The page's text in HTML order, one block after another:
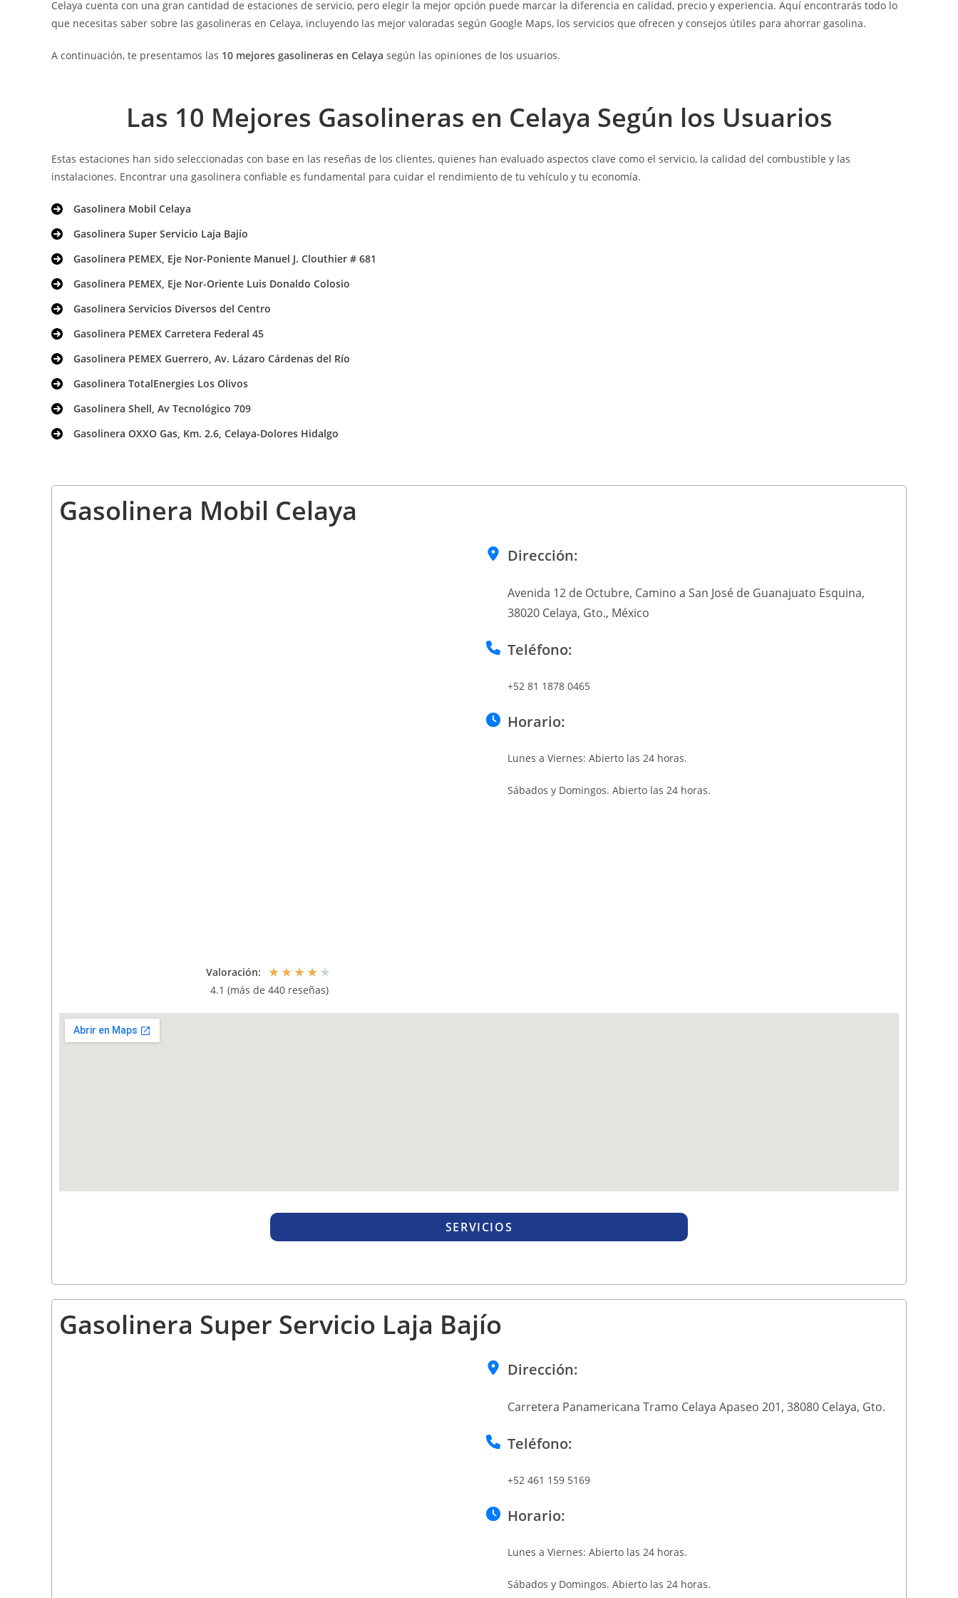
Celaya cuenta con una gran cantidad de estaciones de servicio, pero elegir la mejor opción puede marcar la diferencia en calidad, precio y experiencia. Aquí encontrarás todo lo
que necesitas saber sobre las gasolineras en Celaya, incluyendo las mejor valoradas según Google Maps, los servicios que ofrecen y consejos útiles para ahorrar gasolina.
A continuación, te presentamos las 10 mejores gasolineras en Celaya según las opiniones de los usuarios.
Las 10 Mejores Gasolineras en Celaya Según los Usuarios
Estas estaciones han sido seleccionadas con base en las reseñas de los clientes, quienes han evaluado aspectos clave como el servicio, la calidad del combustible y las
instalaciones. Encontrar una gasolinera confiable es fundamental para cuidar el rendimiento de tu vehículo y tu economía.
Gasolinera Mobil Celaya
Gasolinera Super Servicio Laja Bajío
Gasolinera PEMEX, Eje Nor-Poniente Manuel J. Clouthier # 681
Gasolinera PEMEX, Eje Nor-Oriente Luis Donaldo Colosio
Gasolinera Servicios Diversos del Centro
Gasolinera PEMEX Carretera Federal 45
Gasolinera PEMEX Guerrero, Av. Lázaro Cárdenas del Río
Gasolinera TotalEnergies Los Olivos
Gasolinera Shell, Av Tecnológico 709
Gasolinera OXXO Gas, Km. 2.6, Celaya-Dolores Hidalgo
Gasolinera Mobil Celaya
Valoración: ★★★★★
4.1 (más de 440 reseñas)
Dirección:
Avenida 12 de Octubre, Camino a San José de Guanajuato Esquina,
38020 Celaya, Gto., México
Teléfono:
+52 81 1878 0465
Horario:
Lunes a Viernes: Abierto las 24 horas.
Sábados y Domingos. Abierto las 24 horas.
SERVICIOS
Gasolinera Super Servicio Laja Bajío
Dirección:
Carretera Panamericana Tramo Celaya Apaseo 201, 38080 Celaya, Gto.
Teléfono:
+52 461 159 5169
Horario:
Lunes a Viernes: Abierto las 24 horas.
Sábados y Domingos. Abierto las 24 horas.